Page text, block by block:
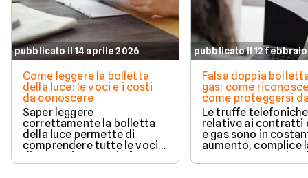
pubblicato il 14 aprile 2026
Come leggere la bolletta
della luce: le voci e i costi
da conoscere
Saper leggere
correttamente la bolletta
della luce permette di
comprendere tutte le voci
di spesa riportate in fattura.
Scopri come leggere la
pubblicato il 12
Falsa doppia
gas: come
come proteggersi
questa truffa
Le truffe telefoniche
relative ai contratti
e gas sono in
aumento, complice
crescente
delle normative e